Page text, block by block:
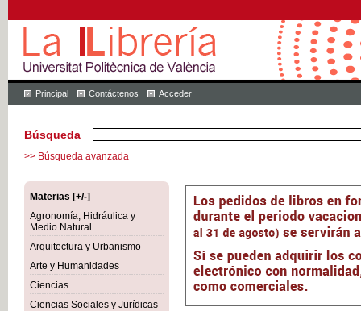
Principal Contáctenos Acceder
Búsqueda
>> Búsqueda avanzada
Materias [+/-]
Agronomía, Hidráulica y
Medio Natural
Arquitectura y Urbanismo
Arte y Humanidades
Ciencias
Ciencias Sociales y Jurídicas